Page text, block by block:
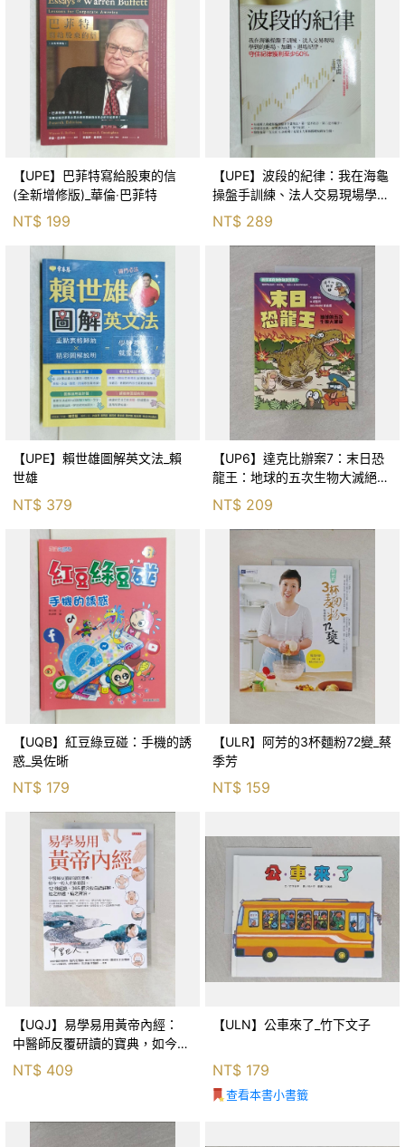
【UPE】巴菲特寫給股東的信
(全新增修版)_華倫‧巴菲特
NT$ 199
【UPE】波段的紀律：我在海龜
操盤手訓練、法人交易現場學到
的進場、加碼、退場紀律，守住
紀律獲利至少50％_雷老闆
NT$ 289
【UPE】賴世雄圖解英文法_賴
世雄
NT$ 379
【UP6】達克比辦案7：末日恐
龍王：地球的五次生物大滅絕_
胡妙芬
NT$ 209
【UQB】紅豆綠豆碰：手機的誘
惑_吳佐晰
NT$ 179
【ULR】阿芳的3杯麵粉72變_蔡
季芳
NT$ 159
【UQJ】易學易用黃帝內經：
中醫師反覆研讀的寶典，如今一
般人也能實踐。12條經絡、365
個穴位白話詳解，經之所過，病
NT$ 409
【ULN】公車來了_竹下文子
NT$ 179
查看本書小書籤